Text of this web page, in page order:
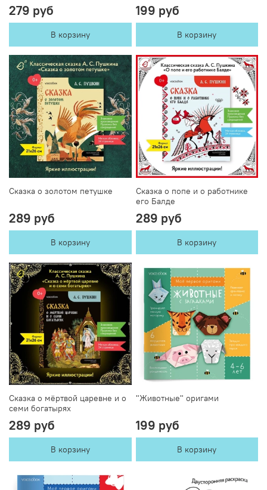
279 руб
В корзину
199 руб
В корзину
Сказка о золотом петушке
289 руб
В корзину
Сказка о попе и о работнике
его Балде
289 руб
В корзину
Сказка о мёртвой царевне и о
семи богатырях
289 руб
В корзину
"Животные" оригами
199 руб
В корзину